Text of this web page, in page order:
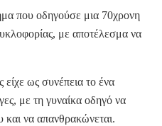
που οδηγούσε μια 70χρονη
με αποτέλεσμα να
ως συνέπεια το ένα
με τη γυναίκα οδηγό να
και να απανθρακώνεται.